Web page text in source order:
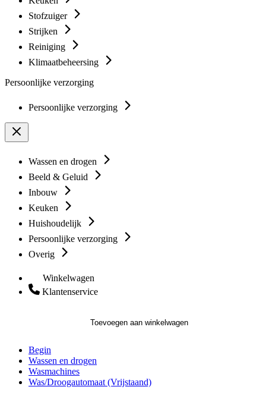
Stofzuiger
Strijken
Reiniging
Klimaatbeheersing
Persoonlijke verzorging
Persoonlijke verzorging
Wassen en drogen
Beeld & Geluid
Inbouw
Keuken
Huishoudelijk
Persoonlijke verzorging
Overig
Winkelwagen
Klantenservice
Toevoegen aan winkelwagen
Begin
Wassen en drogen
Wasmachines
Was/Droogautomaat (Vrijstaand)